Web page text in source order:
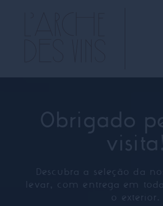
Obrigado
visita!
Descubra a seleção da
levar, com entrega em
o exterior.